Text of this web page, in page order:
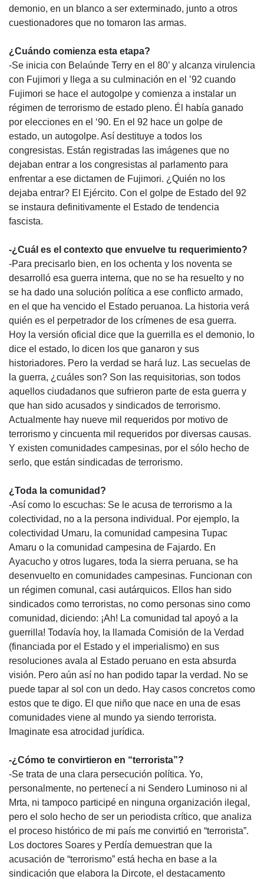
demonio, en un blanco a ser exterminado, junto a otros
cuestionadores que no tomaron las armas.
¿Cuándo comienza esta etapa?
-Se inicia con Belaúnde Terry en el 80’ y alcanza virulencia
con Fujimori y llega a su culminación en el ’92 cuando
Fujimori se hace el autogolpe y comienza a instalar un
régimen de terrorismo de estado pleno. Él había ganado
por elecciones en el ‘90. En el 92 hace un golpe de
estado, un autogolpe. Así destituye a todos los
congresistas. Están registradas las imágenes que no
dejaban entrar a los congresistas al parlamento para
enfrentar a ese dictamen de Fujimori. ¿Quién no los
dejaba entrar? El Ejército. Con el golpe de Estado del 92
se instaura definitivamente el Estado de tendencia
fascista.
-¿Cuál es el contexto que envuelve tu requerimiento?
-Para precisarlo bien, en los ochenta y los noventa se
desarrolló esa guerra interna, que no se ha resuelto y no
se ha dado una solución política a ese conflicto armado,
en el que ha vencido el Estado peruanoa. La historia verá
quién es el perpetrador de los crímenes de esa guerra.
Hoy la versión oficial dice que la guerrilla es el demonio, lo
dice el estado, lo dicen los que ganaron y sus
historiadores. Pero la verdad se hará luz. Las secuelas de
la guerra, ¿cuáles son? Son las requisitorias, son todos
aquellos ciudadanos que sufrieron parte de esta guerra y
que han sido acusados y sindicados de terrorismo.
Actualmente hay nueve mil requeridos por motivo de
terrorismo y cincuenta mil requeridos por diversas causas.
Y existen comunidades campesinas, por el sólo hecho de
serlo, que están sindicadas de terrorismo.
¿Toda la comunidad?
-Así como lo escuchas: Se le acusa de terrorismo a la
colectividad, no a la persona individual. Por ejemplo, la
colectividad Umaru, la comunidad campesina Tupac
Amaru o la comunidad campesina de Fajardo. En
Ayacucho y otros lugares, toda la sierra peruana, se ha
desenvuelto en comunidades campesinas. Funcionan con
un régimen comunal, casi autárquicos. Ellos han sido
sindicados como terroristas, no como personas sino como
comunidad, diciendo: ¡Ah! La comunidad tal apoyó a la
guerrilla! Todavía hoy, la llamada Comisión de la Verdad
(financiada por el Estado y el imperialismo) en sus
resoluciones avala al Estado peruano en esta absurda
visión. Pero aún así no han podido tapar la verdad. No se
puede tapar al sol con un dedo. Hay casos concretos como
estos que te digo. El que niño que nace en una de esas
comunidades viene al mundo ya siendo terrorista.
Imaginate esa atrocidad jurídica.
-¿Cómo te convirtieron en “terrorista”?
-Se trata de una clara persecución política. Yo,
personalmente, no pertenecí a ni Sendero Luminoso ni al
Mrta, ni tampoco participé en ninguna organización ilegal,
pero el solo hecho de ser un periodista crítico, que analiza
el proceso histórico de mi país me convirtió en “terrorista”.
Los doctores Soares y Perdía demuestran que la
acusación de “terrorismo” está hecha en base a la
sindicación que elabora la Dircote, el destacamento